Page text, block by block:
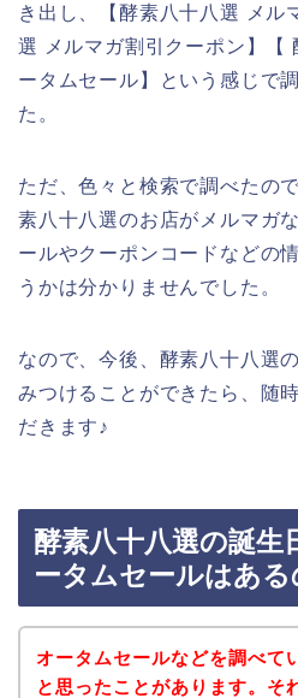
き出し、【酵素八十八選 メル
選 メルマガ割引クーポン】【
ータムセール】という感じで
た。
ただ、色々と検索で調べたの
素八十八選のお店がメルマガ
ールやクーポンコードなどの
うかは分かりませんでした。
なので、今後、酵素八十八選
みつけることができたら、随
だきます♪
酵素八十八選の誕生
ータムセールはある
オータムセールなどを調べて
と思ったことがあります。そ